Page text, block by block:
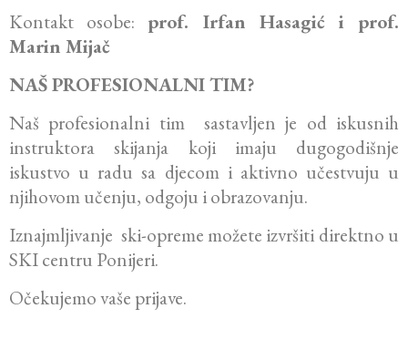
Kontakt osobe: prof. Irfan Hasagić i prof.
Marin Mijač
NAŠ PROFESIONALNI TIM?
Naš profesionalni tim sastavljen je od iskusnih
instruktora skijanja koji imaju dugogodišnje
iskustvo u radu sa djecom i aktivno učestvuju u
njihovom učenju, odgoju i obrazovanju.
Iznajmljivanje ski-opreme možete izvršiti direktno u
SKI centru Ponijeri.
Očekujemo vaše prijave.